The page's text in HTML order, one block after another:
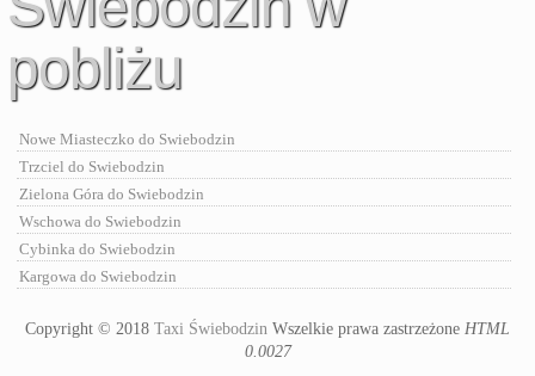
pobliżu
Nowe Miasteczko do Swiebodzin
Trzciel do Swiebodzin
Zielona Góra do Swiebodzin
Wschowa do Swiebodzin
Cybinka do Swiebodzin
Kargowa do Swiebodzin
Copyright © 2018 Taxi Świebodzin Wszelkie prawa zastrzeżone HTML
0.0027